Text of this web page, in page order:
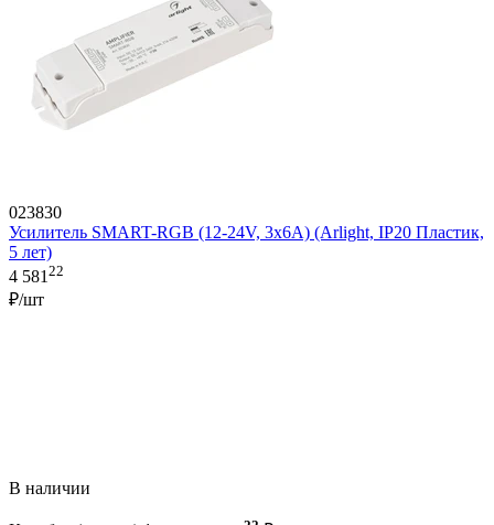
023830
Усилитель SMART-RGB (12-24V, 3x6A) (Arlight, IP20 Пластик,
5 лет)
4 58122
₽/шт
В наличии